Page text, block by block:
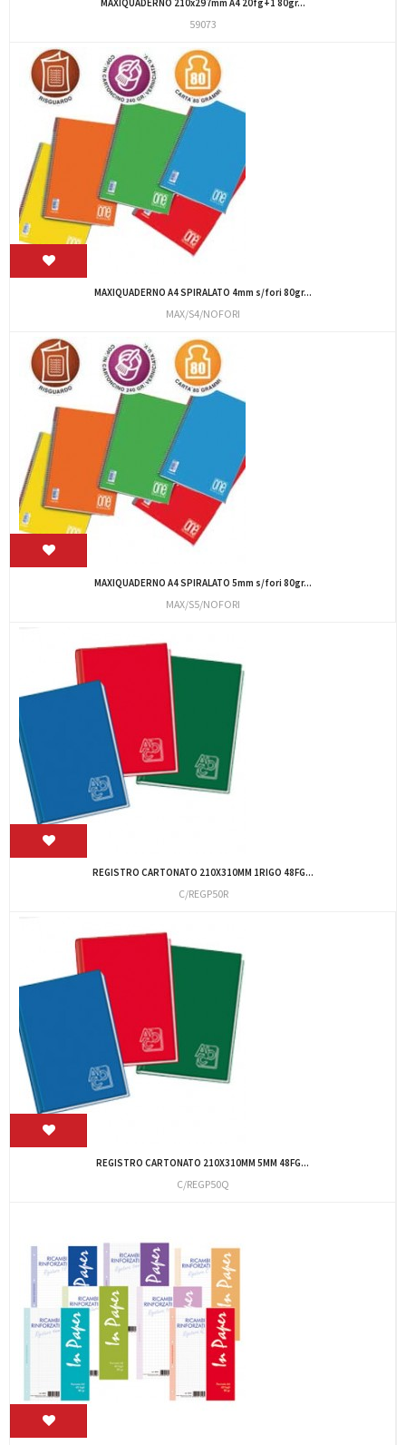
59073
MAXIQUADERNO A4 SPIRALATO 4mm s/fori 80gr...
MAX/S4/NOFORI
MAXIQUADERNO A4 SPIRALATO 5mm s/fori 80gr...
MAX/S5/NOFORI
REGISTRO CARTONATO 210X310MM 1RIGO 48FG...
C/REGP50R
REGISTRO CARTONATO 210X310MM 5MM 48FG...
C/REGP50Q